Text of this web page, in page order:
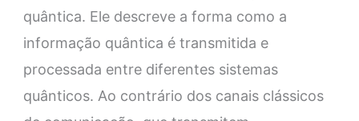
quântica. Ele descreve a forma como a
informação quântica é transmitida e
processada entre diferentes sistemas
quânticos. Ao contrário dos canais clássicos